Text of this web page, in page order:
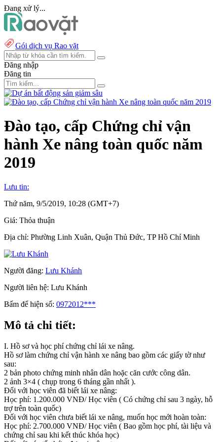
Đang xử lý...
Gói dịch vụ Rao vặt
Đăng nhập
Đăng tin
Đào tạo, cấp Chứng chỉ vận
hành Xe nâng toàn quốc năm
2019
Lưu tin:
Thứ năm, 9/5/2019, 10:28 (GMT+7)
Giá: Thỏa thuận
Địa chỉ: Phường Linh Xuân, Quận Thủ Đức, TP Hồ Chí Minh
Người đăng: Lưu Khánh
Người liên hệ: Lưu Khánh
Bấm để hiện số: 0972012***
Mô tả chi tiết:
I. Hồ sơ và học phí chứng chỉ lái xe nâng.
Hồ sơ làm chứng chỉ vận hành xe nâng bao gồm các giấy tờ như
sau:
2 bản photo chứng minh nhân dân hoặc căn cước công dân.
2 ảnh 3×4 ( chụp trong 6 tháng gần nhất ).
Đối với học viên đã biết lái xe nâng:
Học phí: 1.200.000 VNĐ/ Học viên ( Có chứng chỉ sau 3 ngày, hỗ
trợ trên toàn quốc)
Đối với học viên chưa biết lái xe nâng, muốn học mới hoàn toàn:
Học phí: 2.700.000 VNĐ/ Học viên ( Bao gồm học phí, tài liệu và
chứng chỉ sau khi kết thúc khóa học)